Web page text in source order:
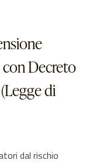
Decreto
di
dal rischio